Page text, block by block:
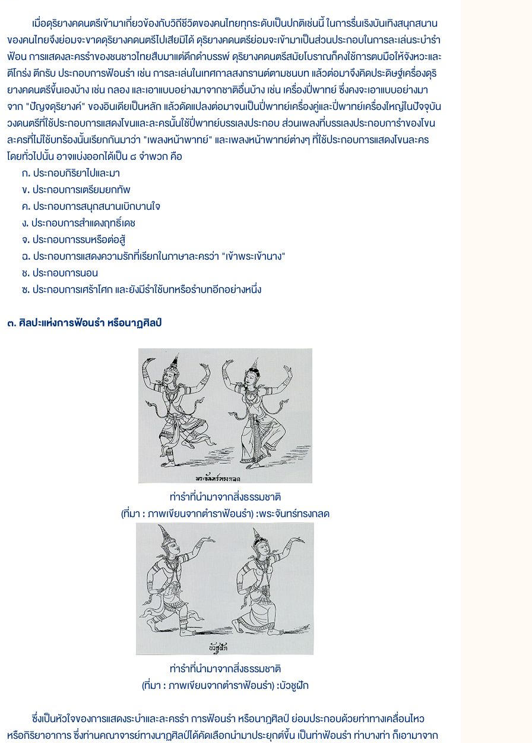
เมื่อดุริยางคดนตรีเข้ามาเกี่ยวข้องกับวิถีชีวิตของคนไทยทุกระดับเป็นปกติเช่นนี้ ในการรื่นเริงบันเทิงสนุกสนาน
ของคนไทยจึงย่อมจะขาดดุริยางคดนตรีไปเสียมิได้ ดุริยางคดนตรีย่อมจะเข้ามาเป็นส่วนประกอบในการละเล่นระบำรำ
ฟ้อน การแสดงละครรำของชนชาวไทยสืบมาแต่ดึกดำบรรพ์ ดุริยางคดนตรีสมัยโบราณก็คงใช้การตบมือให้จังหวะและ
ตีโกร่ง ตีกรับ ประกอบการฟ้อนรำ เช่น การละเล่นในเทศกาลสงกรานต์ตามชนบท แล้วต่อมาจึงคิดประดิษฐ์เครื่องดุริ
ยางคดนตรีขึ้นเองบ้าง เช่น กลอง และเอาแบบอย่างมาจากชาติอื่นบ้าง เช่น เครื่องปี่พาทย์ ซึ่งคงจะเอาแบบอย่างมา
จาก "ปัญจดุริยางค์" ของอินเดียเป็นหลัก แล้วดัดแปลงต่อมาจนเป็นปี่พาทย์เครื่องคู่และปี่พาทย์เครื่องใหญ่ในปัจจุบัน
วงดนตรีที่ใช้ประกอบการแสดงโขนและละครนั้นใช้ปี่พาทย์บรรเลงประกอบ ส่วนเพลงที่บรรเลงประกอบการำของโขน
ละครที่ไม่ใช้บทร้องนั้นเรียกกันมาว่า "เพลงหน้าพาทย์" และเพลงหน้าพาทย์ต่างๆ ที่ใช้ประกอบการแสดงโขนละคร
โดยทั่วไปนั้น อาจแบ่งออกได้เป็น ๘ จำพวก คือ
ก. ประกอบกิริยาไปและมา
ข. ประกอบการเตรียมยกทัพ
ค. ประกอบการสนุกสนานเบิกบานใจ
ง. ประกอบการสำแดงฤทธิ์เดช
จ. ประกอบการรบหรือต่อสู้
ฉ. ประกอบการแสดงความรักที่เรียกในภาษาละครว่า "เข้าพระเข้านาง"
ช. ประกอบการนอน
ซ. ประกอบการเศร้าโศก และยังมีรำใช้บทหรือรำบทอีกอย่างหนึ่ง
๓. ศิลปะแห่งการฟ้อนรำ หรือนาฏศิลป์
ท่ารำที่นำมาจากสิ่งธรรมชาติ
(ที่มา : ภาพเขียนจากตำราฟ้อนรำ) :พระจันทร์ทรงกลด
ท่ารำที่นำมาจากสิ่งธรรมชาติ
(ที่มา : ภาพเขียนจากตำราฟ้อนรำ) :บัวชูฝัก
ซึ่งเป็นหัวใจของการแสดงระบำและละครรำ การฟ้อนรำ หรือนาฎศิลป์ ย่อมประกอบด้วยท่าทางเคลื่อนไหว
หรือกิริยาอาการ ซึ่งท่านคณาจารย์ทางนาฏศิลป์ได้คัดเลือกนำมาประยุกต์ขึ้น เป็นท่าฟ้อนรำ ท่าบางท่า ก็เอามาจาก